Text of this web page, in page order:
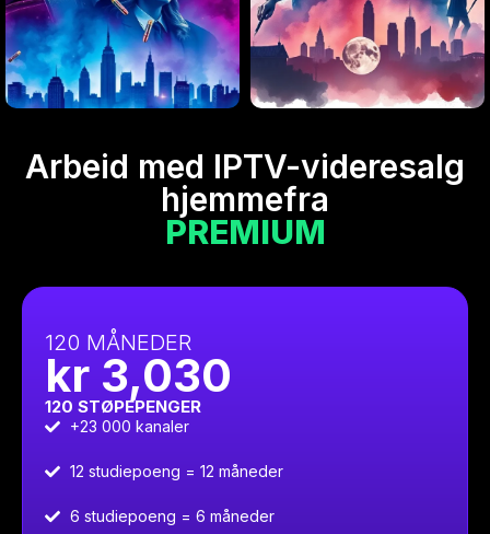
Arbeid med IPTV-videresalg
hjemmefra
PREMIUM
120 MÅNEDER
kr 3,030
120 STØPEPENGER
+23 000 kanaler
12 studiepoeng = 12 måneder
6 studiepoeng = 6 måneder